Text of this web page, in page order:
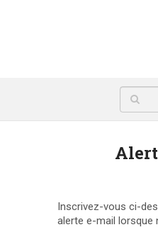
Inscrivez-vous ci-
alerte e-mail lorsque